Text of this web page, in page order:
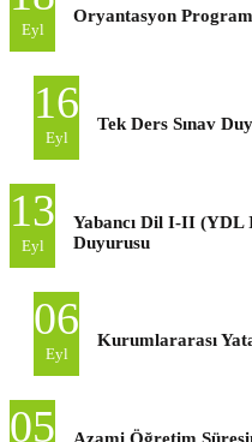
Eyl
Oryantasyon
16
Eyl
Tek Ders Sınav
13
Eyl
Yabancı Dil I-II (YDL
Duyurusu
06
Eyl
Kurumlararası
05
Azami Öğretim